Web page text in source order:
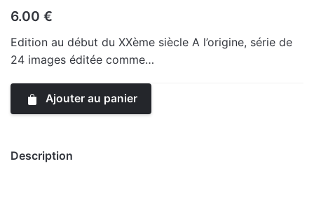
6.00 €
Edition au début du XXème siècle A l’origine, série de
24 images éditée comme…
Ajouter au panier
Description